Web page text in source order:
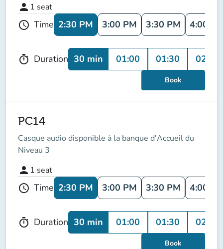
person 1 seat
schedule Time 2:30 PM 3:00 PM 3:30 PM 4:00
timer Duration 30 min 01:00 01:30 02:00
Book
PC14
Casque audio disponible à la banque d'Accueil du
Niveau 3
person 1 seat
schedule Time 2:30 PM 3:00 PM 3:30 PM 4:00
timer Duration 30 min 01:00 01:30 02:00
Book